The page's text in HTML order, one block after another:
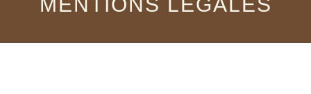
MENTIONS LÉGALES